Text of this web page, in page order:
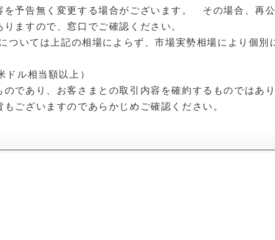
を予告無く変更する場合がございます。 その場合、再
ますので、窓口でご確認ください。
ついては上記の相場によらず、市場実勢相場により個別
ドル相当額以上）
であり、お客さまとの取引内容を確約するものではあり
ございますのであらかじめご確認ください。